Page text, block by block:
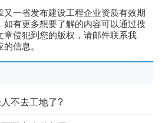
一省发布建设工程企业资质有效期
如有更多想要了解的内容可以通过搜
章侵犯到您的版权，请邮件联系我
信息。
不去工地了?